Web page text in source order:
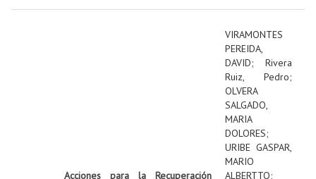
Acciones para la Recuperación
VIRAMONTES
PEREIDA,
DAVID; Rivera
Ruiz, Pedro;
OLVERA
SALGADO,
MARIA
DOLORES;
URIBE GASPAR,
MARIO
ALBERTTO;